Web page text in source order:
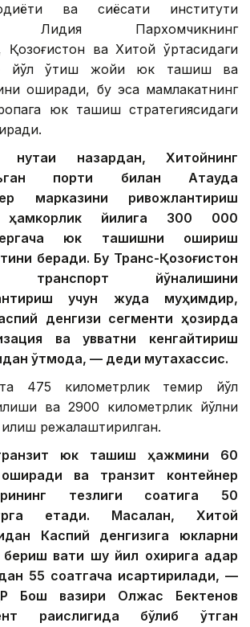
ва сиёсати институти
Лидия Пархомчикнинг
Қозоғистон ва Хитой ўртасидаги
йўл ўтиш жойи юк ташиш ва
оширади, бу эса мамлакатнинг
юк ташиш стратегиясидаги
назардан, Хитойнинг
порти билан Ақтауда
марказини ривожлантириш
ҳамкорлик йилига 300 000
юк ташишни ошириш
беради. Бу Транс-Қозоғистон
транспорт йўналишини
учун жуда муҳимдир,
денгизи сегменти ҳозирда
ва қувватни кенгайтириш
ўтмоқда, — деди мутахассис.
475 километрлик темир йўл
ва 2900 километрлик йўлни
режалаштирилган.
юк ташиш ҳажмини 60
ва транзит контейнер
тезлиги соатига 50
етади. Масалан, Хитой
Каспий денгизига юкларни
вақти шу йил охирига қадар
55 соатгача қисқартирилади, —
Бош вазири Олжас Бектенов
раислигида бўлиб ўтган